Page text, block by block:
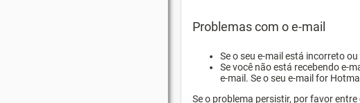
Problemas com o e-mail
Se o seu e-mail está incorreto
Se você não está recebendo e-
e-mail. Se o seu e-mail for
Se o problema persistir, por favor